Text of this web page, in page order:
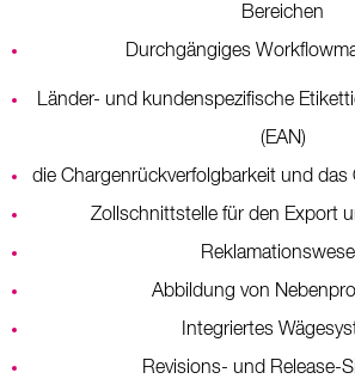
Bereichen
Durchgängiges
Länder- und kundenspezifische
(EAN)
die Chargenrückverfolgbarkeit und
Zollschnittstelle für den Export
Abbildung von
Integriertes
Revisions- und Release-